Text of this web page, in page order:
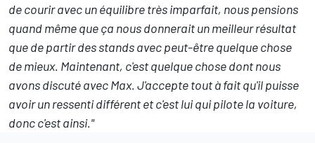
de courir avec un équilibre très imparfait, nous pensions
quand même que ça nous donnerait un meilleur résultat
que de partir des stands avec peut-être quelque chose
de mieux. Maintenant, c'est quelque chose dont nous
avons discuté avec Max. J'accepte tout à fait qu'il puisse
avoir un ressenti différent et c'est lui qui pilote la voiture,
donc c'est ainsi."